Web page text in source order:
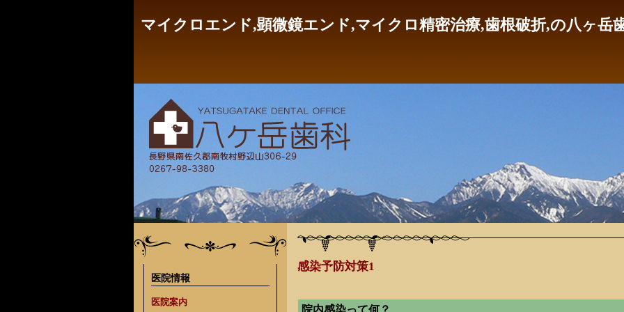
マイクロエンド,顕微鏡エンド,マイクロ精密治療,歯根破折,の八ヶ岳
医院情報
医院案内
感染予防対策1
院内感染って何？